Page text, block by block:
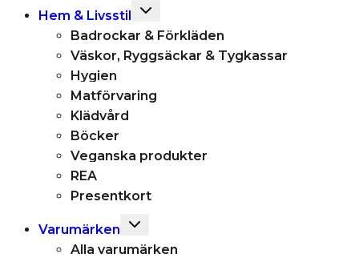
Hem & Livsstil
Toggle
menu
Badrockar & Förkläden
Väskor, Ryggsäckar & Tygkassar
Hygien
Matförvaring
Klädvård
Böcker
Veganska produkter
REA
Presentkort
Varumärken
Toggle
Alla varumärken